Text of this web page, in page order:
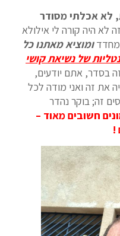
לא אכלתי מסודר
לא היה קורה לי אילולא
ומוציא מאתנו כל
של נשיאת קושי
בסדר, אתם יודעים,
את זה ואני מודה לכל
זה; בוקר נהדר
חשובים מאוד –
!